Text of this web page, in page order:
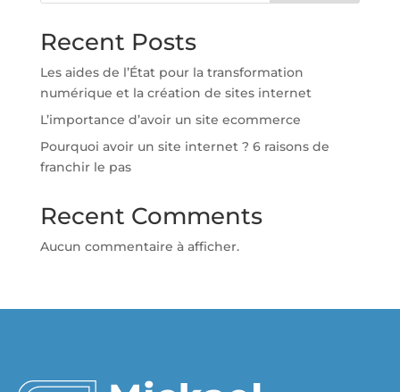
Recent Posts
Les aides de l’État pour la transformation
numérique et la création de sites internet
L’importance d’avoir un site ecommerce
Pourquoi avoir un site internet ? 6 raisons de
franchir le pas
Recent Comments
Aucun commentaire à afficher.